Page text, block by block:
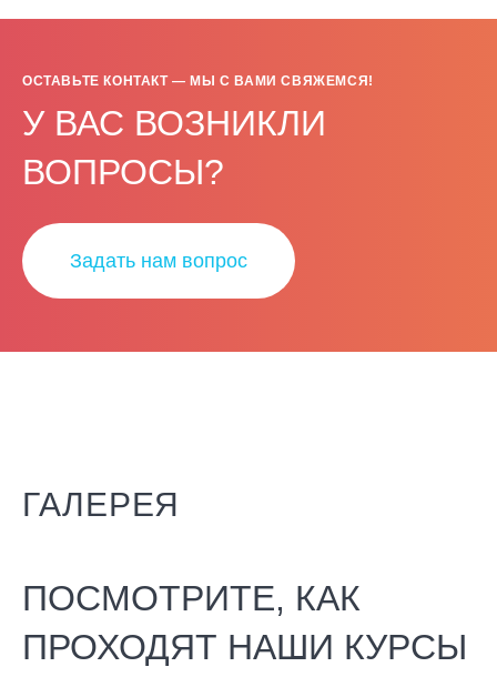
ОСТАВЬТЕ КОНТАКТ — МЫ С ВАМИ СВЯЖЕМСЯ!
У ВАС ВОЗНИКЛИ
ВОПРОСЫ?
Задать нам вопрос
ГАЛЕРЕЯ
ПОСМОТРИТЕ, КАК
ПРОХОДЯТ НАШИ КУРСЫ